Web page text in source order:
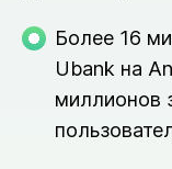
Более 16
Ubank на
миллионов